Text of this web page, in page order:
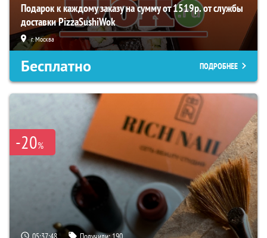
Подарок к каждому заказу на сумму от 1519р. от службы
доставки PizzaSushiWok
г. Москва
Бесплатно ПОДРОБНЕЕ
-20%